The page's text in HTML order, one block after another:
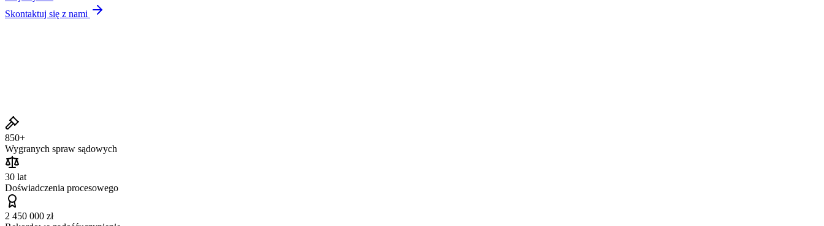
Skontaktuj się z nami
850+
Wygranych spraw sądowych
30 lat
Doświadczenia procesowego
2 450 000 zł